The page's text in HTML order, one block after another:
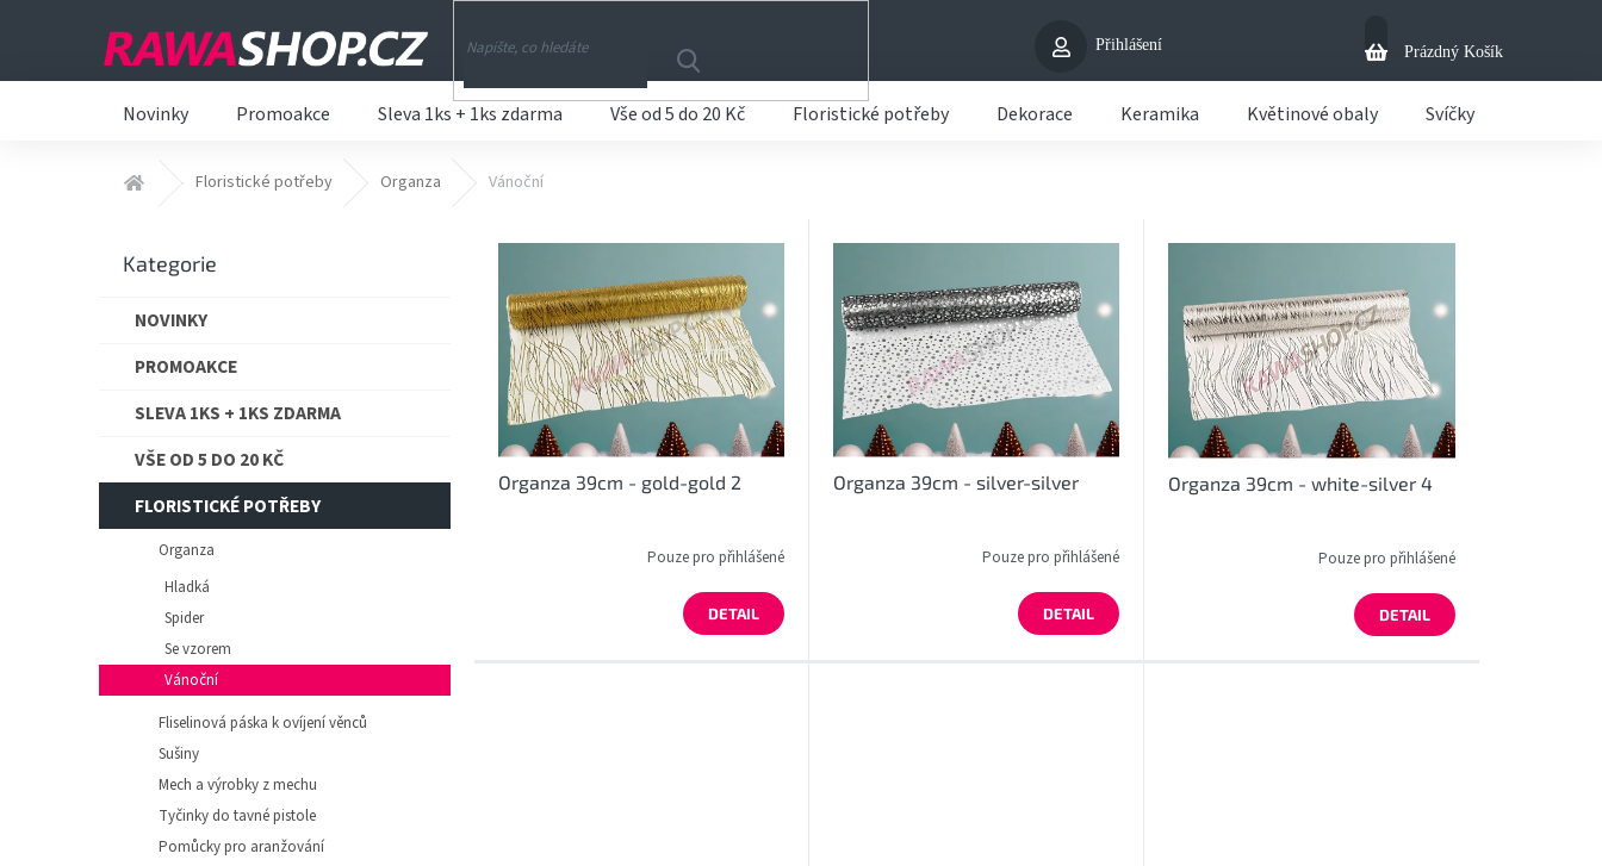
Přihlášení
Nákupní
Prázdný Košík
Novinky Promoakce Sleva 1ks + 1ks zdarma Vše od 5 do 20 Kč Floristické potřeby Dekorace Keramika Květinové obaly Svíčky
Domů Floristické potřeby Organza Vánoční
Přeskočit
Kategorie
NOVINKY
PROMOAKCE
SLEVA 1KS + 1KS ZDARMA
VŠE OD 5 DO 20 KČ
FLORISTICKÉ POTŘEBY
Organza
Hladká
Spider
Se vzorem
Vánoční
Fliselinová páska k ovíjení věnců
Sušiny
Mech a výrobky z mechu
Tyčinky do tavné pistole
Pomůcky pro aranžování
Organza 39cm - gold-gold 2
Pouze pro přihlášené
DETAIL
Organza 39cm - silver-silver
Pouze pro přihlášené
DETAIL
Organza 39cm - white-silver 4
Pouze pro přihlášené
DETAIL